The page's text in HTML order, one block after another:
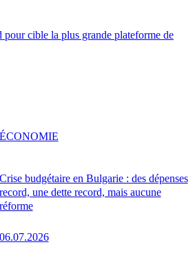
cible la plus grande plateforme de
Crise budgétaire en Bulgarie : des dépenses
record, une dette record, mais aucune